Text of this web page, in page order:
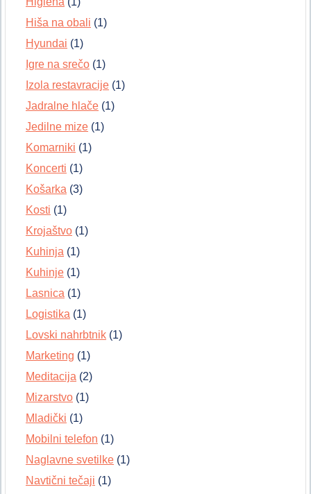
Hiša na obali (1)
Hyundai (1)
Igre na srečo (1)
Izola restavracije (1)
Jadralne hlače (1)
Jedilne mize (1)
Komarniki (1)
Koncerti (1)
Košarka (3)
Kosti (1)
Krojaštvo (1)
Kuhinja (1)
Kuhinje (1)
Lasnica (1)
Logistika (1)
Lovski nahrbtnik (1)
Marketing (1)
Meditacija (2)
Mizarstvo (1)
Mladički (1)
Mobilni telefon (1)
Naglavne svetilke (1)
Navtični tečaji (1)